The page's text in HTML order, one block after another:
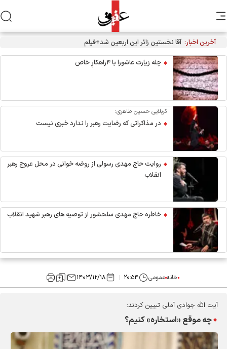
آخرین اخبار: آقا نخستین زائر این اربعین شد+فیلم
چله زیارت عاشورا با ۴راهکارِ خاص
کربلایی حسین طاهری:
در مذاکراتی که رضایت رهبر را ندارد خبری نیست
روایت حاج مهدی رسولی از روضه خوانی در محل عروج رهبر
انقلاب
خاطره حاج مهدی سلحشور از توصیه های رهبر شهید انقلاب
خانهعمومی ۲۰:۵۴ ۱۴۰۳/۱۲/۱۸
آیت الله جوادی آملی تبیین کردند:
چه موقع «استخاره» کنیم؟